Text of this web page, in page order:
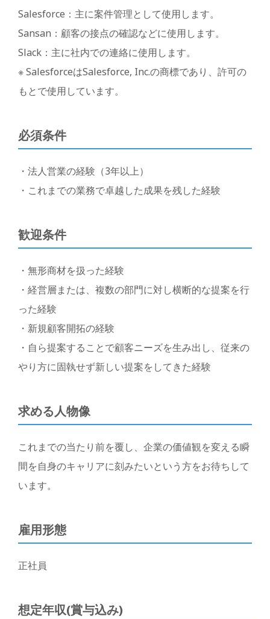
Salesforce：主に案件管理として使用します。
Sansan：顧客の接点の確認などに使用します。
Slack：主に社内での連絡に使用します。
※ SalesforceはSalesforce, Inc.の商標であり、許可の
もとで使用しています。
必須条件
・法人営業の経験（3年以上）
・これまでの業務で卓越した成果を残した経験
歓迎条件
・無形商材を扱った経験
・経営層または、複数の部門に対し横断的な提案を行
った経験
・新規顧客開拓の経験
・自ら提案することで顧客ニーズを生み出し、従来の
やり方に固執せず新しい提案をしてきた経験
求める人物像
これまでの当たり前を覆し、企業の価値観を変える瞬
間を自身のキャリアに刻みたいという方をお待ちして
います。
雇用形態
正社員
想定年収(賞与込み)